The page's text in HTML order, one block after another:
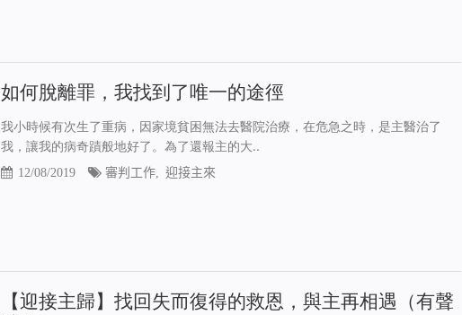
如何脫離罪，我找到了唯一的途徑
我小時候有次生了重病，因家境貧困無法去醫院治療，在危急之時，是主醫治了
我，讓我的病奇蹟般地好了。為了還報主的大..
12/08/2019 審判工作, 迎接主來
【迎接主歸】找回失而復得的救恩，與主再相遇（有聲